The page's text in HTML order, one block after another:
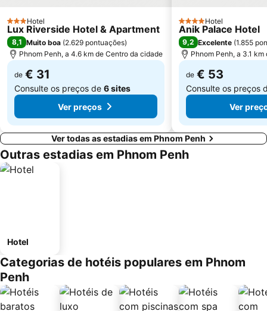
3 Estrelas
Hotel
Lux Riverside Hotel & Apartment
8,1 Muito boa (2.629 pontuações)
Phnom Penh, a 4.6 km de Centro da cidade
de € 31
Consulte os preços de 6 sites
Ver preços
4 Estrelas
Hotel
Anik Palace Hotel
9,2 Excelente (1.855
Phnom Penh, a 3.1
de € 53
Consulte os preços
Ver
Ver todas as estadias em Phnom Penh
Outras estadias em Phnom Penh
Hotel
Categorias de hotéis populares em Phnom
Penh